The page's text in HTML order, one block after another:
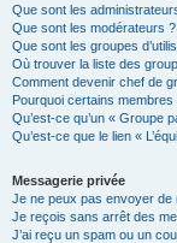
Que sont les
Que sont les modérateurs ?
Que sont les groupes
Où trouver la liste des
Comment devenir chef de
Pourquoi certains
Qu’est-ce qu’un « Groupe
Qu’est-ce que le lien «
Messagerie privée
Je ne peux pas envoyer de
Je reçois sans arrêt des
J’ai reçu un spam ou un